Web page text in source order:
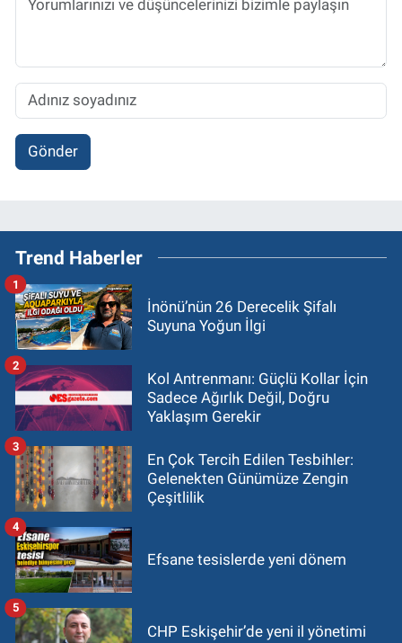
Gönder
Trend Haberler
İnönü’nün 26 Derecelik Şifalı
Suyuna Yoğun İlgi
1
Kol Antrenmanı: Güçlü Kollar İçin
Sadece Ağırlık Değil, Doğru
Yaklaşım Gerekir
2
En Çok Tercih Edilen Tesbihler:
Gelenekten Günümüze Zengin
Çeşitlilik
3
Efsane tesislerde yeni dönem
4
CHP Eskişehir’de yeni il yönetimi
5